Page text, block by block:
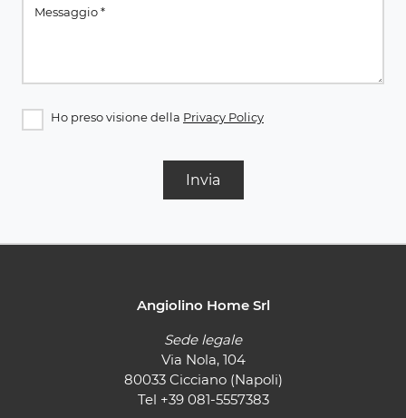
Ho preso visione della Privacy Policy
Invia
Angiolino Home Srl
Sede legale
Via Nola, 104
80033 Cicciano (Napoli)
Tel +39 081-5557383